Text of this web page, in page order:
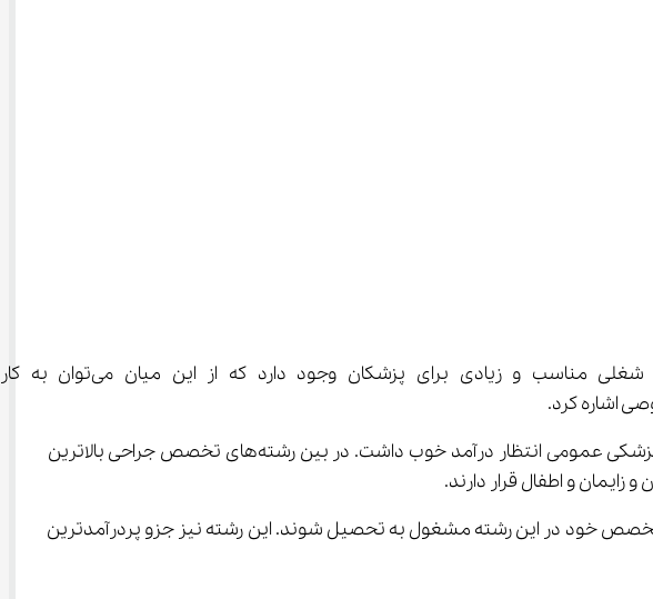
می‌توانیم به رشته پزشکی اشاره کنیم. موقعیت‌های
البته دانش آموزان باید بدانند که یک پزشک متخصص درآمد بسیار خوبی دارد و از این رو نمی‌توان از مقطع پزشکی عمومی انتظار درآمد خوب داشت. در بین رشته‌های تخصص جراحی بالاترین
و اطفال قرار دارند.
رساندن دوره پزشکی عمومی در تخصص خود در این رشته مشغول به تحصیل شوند. این رشته نیز جزو پردرآمدترین